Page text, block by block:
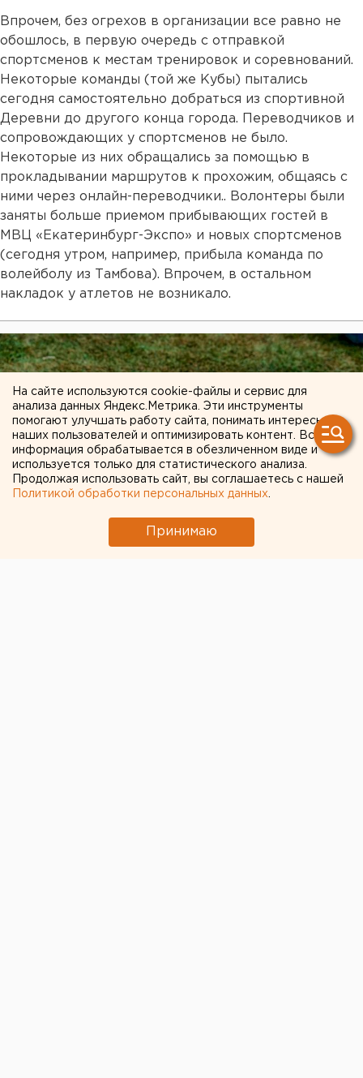
Впрочем, без огрехов в организации все равно не
обошлось, в первую очередь с отправкой
спортсменов к местам тренировок и соревнований.
Некоторые команды (той же Кубы) пытались
сегодня самостоятельно добраться из спортивной
Деревни до другого конца города. Переводчиков и
сопровождающих у спортсменов не было.
Некоторые из них обращались за помощью в
прокладывании маршрутов к прохожим, общаясь с
ними через онлайн-переводчики.. Волонтеры были
заняты больше приемом прибывающих гостей в
МВЦ «Екатеринбург-Экспо» и новых спортсменов
(сегодня утром, например, прибыла команда по
волейболу из Тамбова). Впрочем, в остальном
накладок у атлетов не возникало.
На сайте используются cookie-файлы и сервис для
анализа данных Яндекс.Метрика. Эти инструменты
помогают улучшать работу сайта, понимать интересы
наших пользователей и оптимизировать контент. Вся
информация обрабатывается в обезличенном виде и
используется только для статистического анализа.
Продолжая использовать сайт, вы соглашаетесь с нашей
Политикой обработки персональных данных
Принимаю